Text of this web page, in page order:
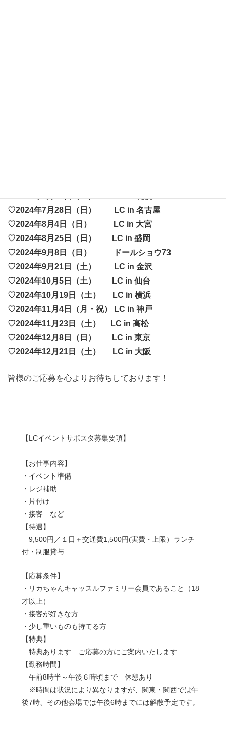
♡2024年7月28日（日） LC in 名古屋
♡2024年8月4日（日） LC in 大宮
♡2024年8月25日（日） LC in 盛岡
♡2024年9月8日（日） ドールショウ73
♡2024年9月21日（土） LC in 金沢
♡2024年10月5日（土） LC in 仙台
♡2024年10月19日（土） LC in 横浜
♡2024年11月4日（月・祝） LC in 神戸
♡2024年11月23日（土） LC in 高松
♡2024年12月8日（日） LC in 東京
♡2024年12月21日（土） LC in 大阪
皆様のご応募を心よりお待ちしております！
【LCイベントサポスタ募集要項】
【お仕事内容】
・イベント準備
・レジ補助
・片付け
・接客 など
【待遇】
9,500円／１日＋交通費1,500円(実費・上限）ランチ
付・制服貸与
【応募条件】
・リカちゃんキャッスルファミリー会員であること（18
才以上）
・接客が好きな方
・少し重いものも持てる方
【特典】
特典あります…ご応募の方にご案内いたします
【勤務時間】
午前8時半～午後６時頃まで 休憩あり
※時間は状況により異なりますが、関東・関西では午
後7時、その他会場では午後6時までには解散予定です。